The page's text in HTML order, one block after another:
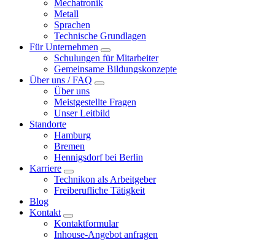
Mechatronik
Metall
Sprachen
Technische Grundlagen
Für Unternehmen
Schulungen für Mitarbeiter
Gemeinsame Bildungskonzepte
Über uns / FAQ
Über uns
Meistgestellte Fragen
Unser Leitbild
Standorte
Hamburg
Bremen
Hennigsdorf bei Berlin
Karriere
Technikon als Arbeitgeber
Freiberufliche Tätigkeit
Blog
Kontakt
Kontaktformular
Inhouse-Angebot anfragen